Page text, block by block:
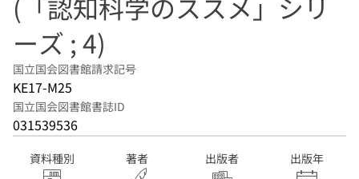
ーズ ; 4)
国立国会図書館請求記号
KE17-M25
国立国会図書館書誌ID
031539536
資料種別 著者 出版者 出版年